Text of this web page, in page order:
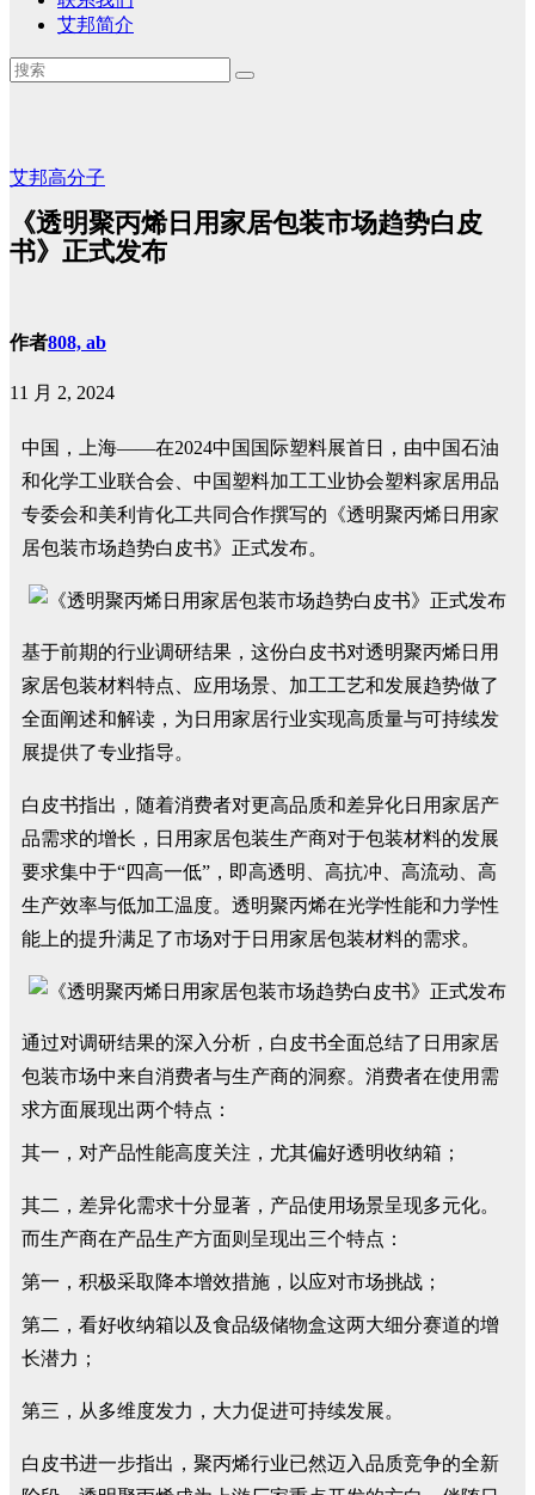
艾邦简介
艾邦高分子
《透明聚丙烯日用家居包装市场趋势白皮
书》正式发布
作者808, ab
11 月 2, 2024
中国，上海——在2024中国国际塑料展首日，由中国石油
和化学工业联合会、中国塑料加工工业协会塑料家居用品
专委会和美利肯化工共同合作撰写的《透明聚丙烯日用家
居包装市场趋势白皮书》正式发布。
基于前期的行业调研结果，这份白皮书对透明聚丙烯日用
家居包装材料特点、应用场景、加工工艺和发展趋势做了
全面阐述和解读，为日用家居行业实现高质量与可持续发
展提供了专业指导。
白皮书指出，随着消费者对更高品质和差异化日用家居产
品需求的增长，日用家居包装生产商对于包装材料的发展
要求集中于“四高一低”，即高透明、高抗冲、高流动、高
生产效率与低加工温度。透明聚丙烯在光学性能和力学性
能上的提升满足了市场对于日用家居包装材料的需求。
通过对调研结果的深入分析，白皮书全面总结了日用家居
包装市场中来自消费者与生产商的洞察。消费者在使用需
求方面展现出两个特点：
其一，对产品性能高度关注，尤其偏好透明收纳箱；
其二，差异化需求十分显著，产品使用场景呈现多元化。
而生产商在产品生产方面则呈现出三个特点：
第一，积极采取降本增效措施，以应对市场挑战；
第二，看好收纳箱以及食品级储物盒这两大细分赛道的增
长潜力；
第三，从多维度发力，大力促进可持续发展。
白皮书进一步指出，聚丙烯行业已然迈入品质竞争的全新